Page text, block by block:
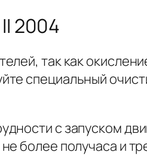
2004
так как
специальный
с запуском
более получаса и